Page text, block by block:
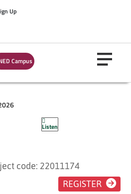
Up
Campus
Listen
code: 22011174
REGISTER